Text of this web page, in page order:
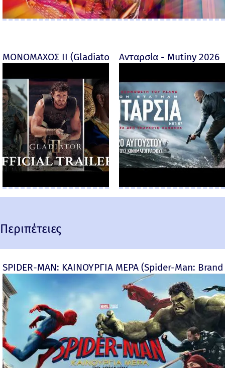
ΜΟΝΟΜΑΧΟΣ ΙΙ (Gladiator II) -Ανταρσία - Mutiny 2026
Περιπέτειες
SPIDER-MAN: ΚΑΙΝΟΥΡΓΙΑ ΜΕΡΑ (Spider-Man: